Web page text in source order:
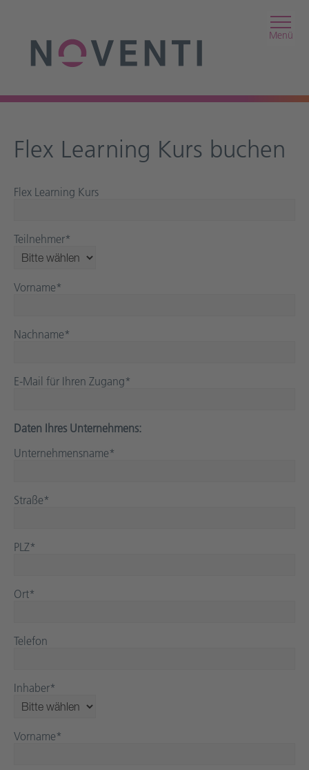
Menü
Flex Learning Kurs buchen
Flex Learning Kurs
Teilnehmer*
Vorname*
Nachname*
E-Mail für Ihren Zugang*
Daten Ihres Unternehmens:
Unternehmensname*
Straße*
PLZ*
Ort*
Telefon
Inhaber*
Vorname*